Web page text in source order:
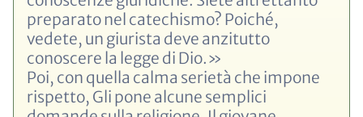
preparato nel catechismo? Poiché,
vedete, un giurista deve anzitutto
conoscere la legge di Dio.»
Poi, con quella calma serietà che impone
rispetto, Gli pone alcune semplici